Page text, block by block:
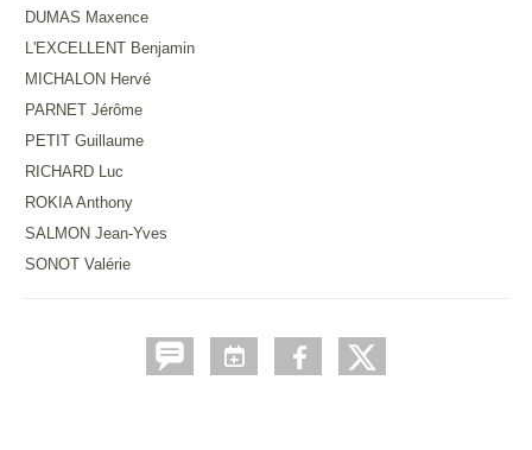
DUMAS Maxence
L'EXCELLENT Benjamin
MICHALON Hervé
PARNET Jérôme
PETIT Guillaume
RICHARD Luc
ROKIA Anthony
SALMON Jean-Yves
SONOT Valérie